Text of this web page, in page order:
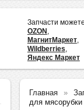
Запчасти
OZON ,
МагнитМаркет,
Wildberries,
Яндекс Маркет
Главная
для